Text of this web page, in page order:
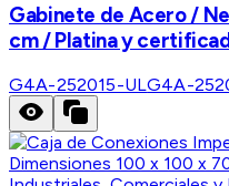
Gabinete de Acero /
cm / Platina y
G4A-252015-ULG4A-